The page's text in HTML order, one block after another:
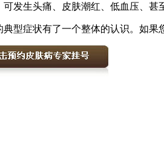
发生头痛、皮肤潮红、低血压、甚
型症状有了一个整体的认识。如果